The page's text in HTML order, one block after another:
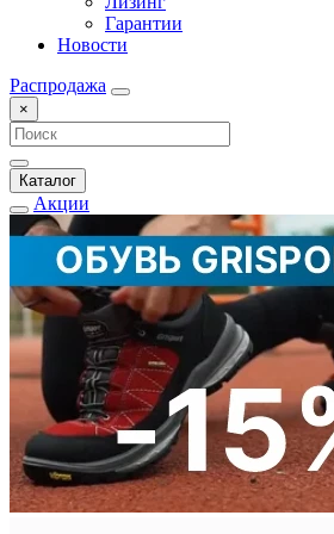
Гарантии
Новости
Распродажа
×
Каталог
Акции